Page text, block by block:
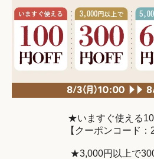
★いますぐ使える
【クーポンコード：
★3,000円以上で